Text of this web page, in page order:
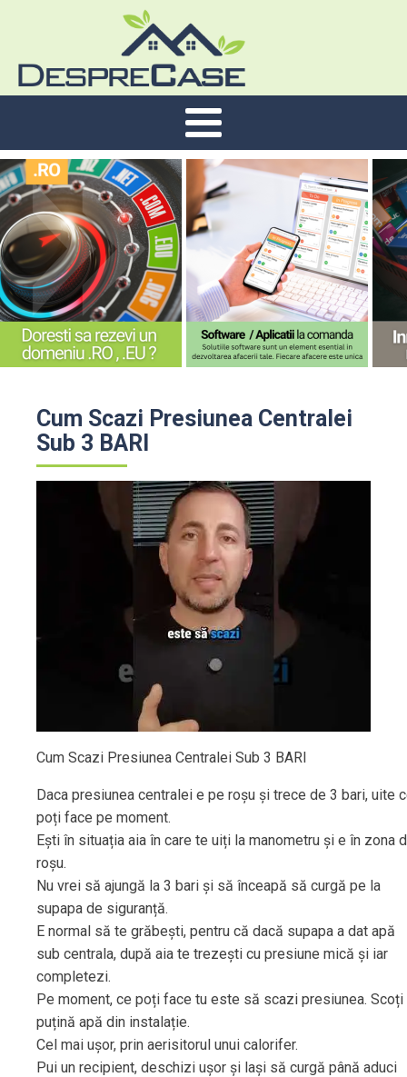
Cum Scazi Presiunea Centralei
Sub 3 BARI
Cum Scazi Presiunea Centralei Sub 3 BARI
Daca presiunea centralei e pe roșu și trece de 3 bari, uite
poți face pe moment.
Ești în situația aia în care te uiți la manometru și e în zona
roșu.
Nu vrei să ajungă la 3 bari și să înceapă să curgă pe la
supapa de siguranță.
E normal să te grăbești, pentru că dacă supapa a dat apă
sub centrala, după aia te trezești cu presiune mică și iar
completezi.
Pe moment, ce poți face tu este să scazi presiunea. Scoți
puțină apă din instalație.
Cel mai ușor, prin aerisitorul unui calorifer.
Pui un recipient, deschizi ușor și lași să curgă până aduci